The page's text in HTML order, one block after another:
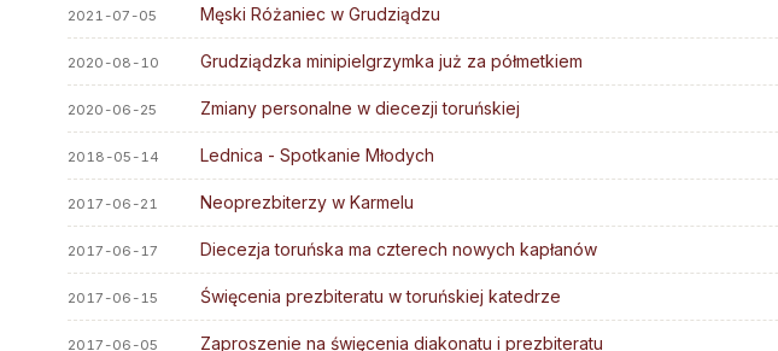
Parafie
Kapłani
Słudzy Boży
Wyższe Sem. Duchowne
Uczelnie i szkoły
Duszp. Młodzieży KOTWICA
Wydawnictwo
Stali diakoni
Ośrodki rekolekcyjne
Grupy Modlitwy Ojca Pio
Wspólnota Krwi Chrystusa
Skauci Króla
Bractwo św. Józefa
2021-07-05 Męski Różaniec w Grudziądzu
2020-08-10 Grudziądzka minipielgrzymka już za półmetkiem
2020-06-25 Zmiany personalne w diecezji toruńskiej
2018-05-14 Lednica - Spotkanie Młodych
2017-06-21 Neoprezbiterzy w Karmelu
2017-06-17 Diecezja toruńska ma czterech nowych kapłanów
2017-06-15 Święcenia prezbiteratu w toruńskiej katedrze
2017-06-05 Zaproszenie na święcenia diakonatu i prezbiteratu